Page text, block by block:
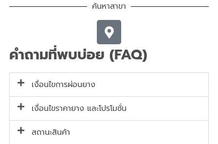
ค้นหาสาขา
คำถามที่พบบ่อย (FAQ)
เงื่อนไขการผ่อนยาง
เงื่อนไขราคายาง และโปรโมชั่น
สถานะสินค้า